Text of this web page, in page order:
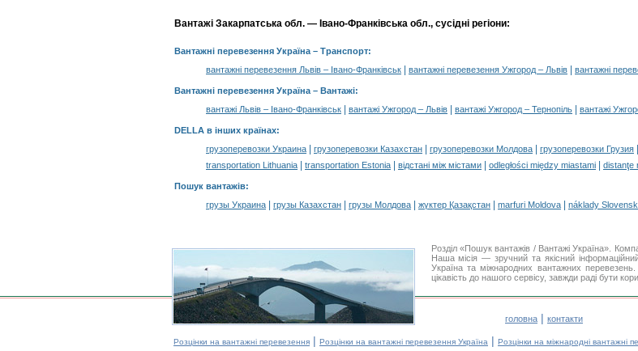
Вантажі Закарпатська обл. — Івано-Франківська обл., сусідні регіони:
Вантажні перевезення Україна – Транспорт:
вантажні перевезення Львів – Івано-Франківськ
вантажні перевезення Ужгород – Львів вантажні
Вантажні перевезення Україна – Вантажі:
вантажі Львів – Івано-Франківськ
вантажі Ужгород – Львів вантажі Ужгород – Тернопіль вантажі
DELLA в інших країнах:
грузоперевозки Украина
грузоперевозки Казахстан грузоперевозки Молдова грузоперевозки Грузия
transportation Lithuania transportation Estonia відстані між містами odległości między miastami distanţe
Пошук вантажів:
грузы Украина
грузы Казахстан грузы Молдова жүктер Қазақстан marfuri Moldova náklady
Розділ «Пошук вантажів / Вантажі Україна».
Наша місія — зручний та якісний
Україна та міжнародних вантажних
цікавість до нашого сервісу, завжди раді бути
головна | контакти
Розцінки на вантажні перевезення | Розцінки на вантажні перевезення Україна | Розцінки на міжнародні вантажні